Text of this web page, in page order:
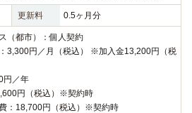
更新料 0.5ヶ月分
（都市）：個人契約
3,300円／月（税込） ※加入金13,200円（税
円／年
円（税込）※契約時
：18,700円（税込）※契約時